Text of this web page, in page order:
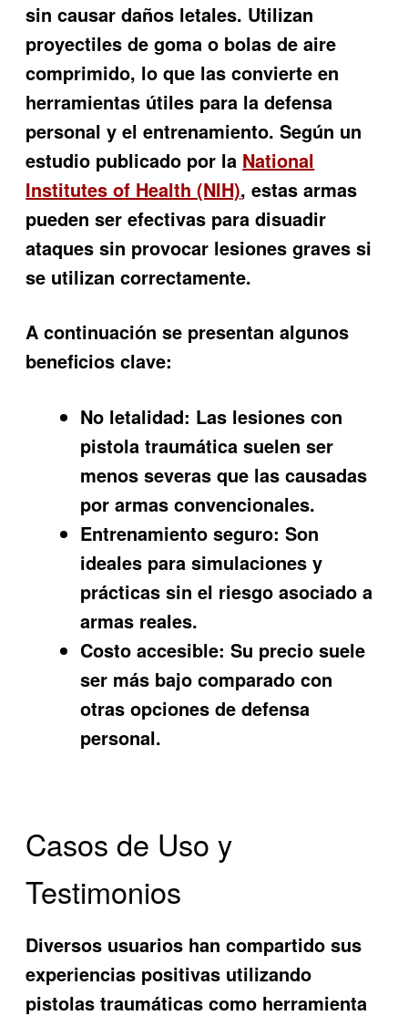
sin causar daños letales. Utilizan
proyectiles de goma o bolas de aire
comprimido, lo que las convierte en
herramientas útiles para la defensa
personal y el entrenamiento. Según un
estudio publicado por la National
Institutes of Health (NIH), estas armas
pueden ser efectivas para disuadir
ataques sin provocar lesiones graves si
se utilizan correctamente.
A continuación se presentan algunos
beneficios clave:
No letalidad: Las lesiones con
pistola traumática suelen ser
menos severas que las causadas
por armas convencionales.
Entrenamiento seguro: Son
ideales para simulaciones y
prácticas sin el riesgo asociado a
armas reales.
Costo accesible: Su precio suele
ser más bajo comparado con
otras opciones de defensa
personal.
Casos de Uso y
Testimonios
Diversos usuarios han compartido sus
experiencias positivas utilizando
pistolas traumáticas como herramienta